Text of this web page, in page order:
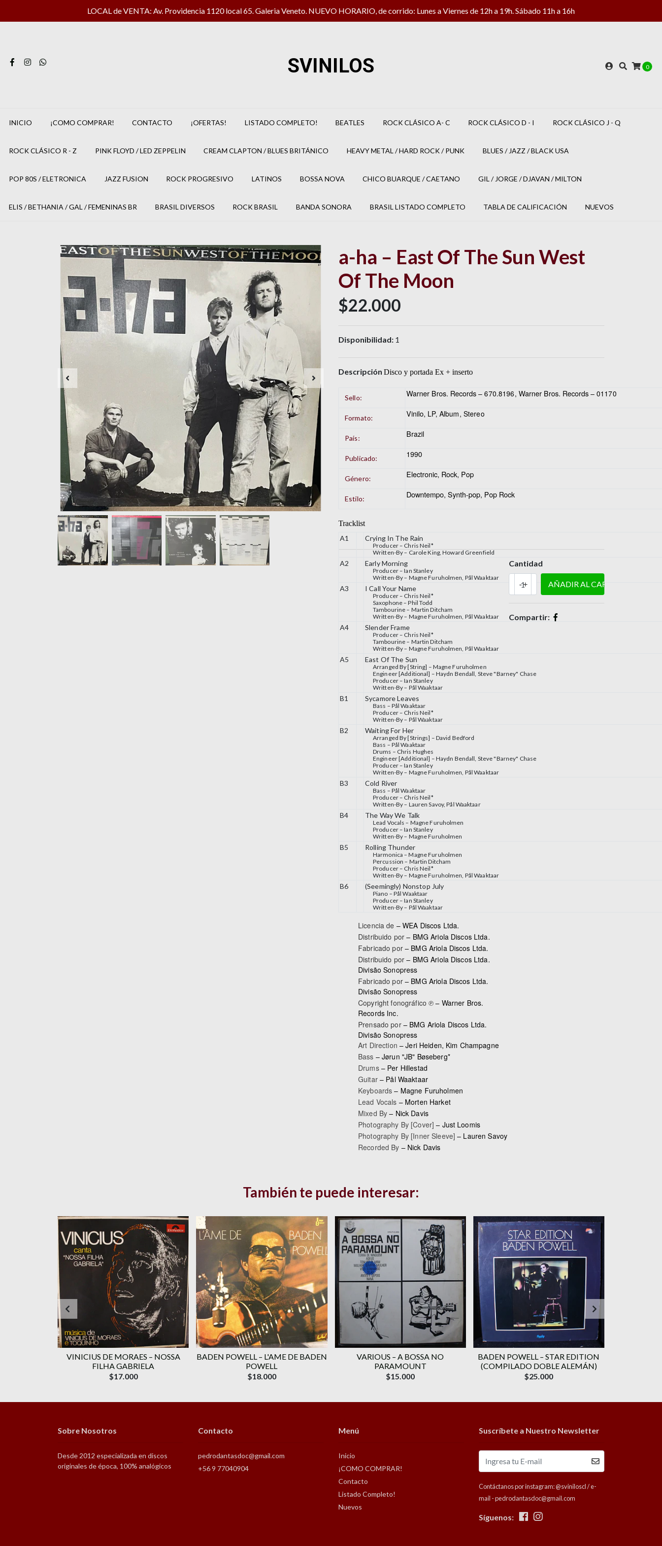
LOCAL de VENTA: Av. Providencia 1120 local 65. Galeria Veneto. NUEVO HORARIO, de corrido: Lunes a Viernes de 12h a 19h. Sábado 11h a 16h
SVINILOS 0
INICIO ¡COMO COMPRAR! CONTACTO ¡OFERTAS! LISTADO COMPLETO! BEATLES ROCK CLÁSICO A- C ROCK CLÁSICO D - I ROCK CLÁSICO J - Q
ROCK CLÁSICO R - Z PINK FLOYD / LED ZEPPELIN CREAM CLAPTON / BLUES BRITÁNICO HEAVY METAL / HARD ROCK / PUNK BLUES / JAZZ / BLACK USA
POP 80S / ELETRONICA JAZZ FUSION ROCK PROGRESIVO LATINOS BOSSA NOVA CHICO BUARQUE / CAETANO GIL / JORGE / DJAVAN / MILTON
ELIS / BETHANIA / GAL / FEMENINAS BR BRASIL DIVERSOS ROCK BRASIL BANDA SONORA BRASIL LISTADO COMPLETO TABLA DE CALIFICACIÓN NUEVOS
a-ha – East Of The Sun West
Of The Moon
$22.000
Disponibilidad: 1
Descripción Disco y portada Ex + inserto
Sello: Warner Bros. Records – 670.8196, Warner Bros. Records– 01170
Formato: Vinilo, LP, Album, Stereo
País: Brazil
Publicado: 1990
Género: Electronic, Rock, Pop
Estilo: Downtempo, Synth-pop, Pop Rock
Tracklist
A1
Crying In The Rain
Producer – Chris Neil*
Written-By – Carole King,Howard Greenfield
A2 Early Morning
Producer –Ian Stanley
Written-By – Magne Furuholmen, Pål Waaktaar
A3 I Call Your Name
Producer – Chris Neil*
Saxophone –Phil Todd
Tambourine – Martin Ditcham
Written-By – Magne Furuholmen, Pål Waaktaar
A4 Slender Frame
Producer – Chris Neil*
Tambourine – Martin Ditcham
Written-By – Magne Furuholmen, Pål Waaktaar
A5 East Of The Sun
Arranged By [String] – Magne Furuholmen
Engineer [Additional] – Haydn Bendall, Steve "Barney" Chase
Producer –Ian Stanley
Written-By – Pål Waaktaar
B1 Sycamore Leaves
Bass – Pål Waaktaar
Producer – Chris Neil*
Written-By – Pål Waaktaar
B2 Waiting For Her
Arranged By [Strings] – David Bedford
Bass – Pål Waaktaar
Drums – Chris Hughes
Engineer [Additional] – Haydn Bendall, Steve "Barney" Chase
Producer –Ian Stanley
Written-By – Magne Furuholmen, Pål Waaktaar
B3 Cold River
Bass – Pål Waaktaar
Producer – Chris Neil*
Written-By – Lauren Savoy,Pål Waaktaar
B4 The Way We Talk
Lead Vocals – Magne Furuholmen
Producer –Ian Stanley
Written-By – Magne Furuholmen
B5 Rolling Thunder
Harmonica –Magne Furuholmen
Percussion – Martin Ditcham
Producer – Chris Neil*
Written-By – Magne Furuholmen, Pål Waaktaar
B6 (Seemingly) Nonstop July
Piano – Pål Waaktaar
Producer –Ian Stanley
Written-By – Pål Waaktaar
Licencia de – WEA Discos Ltda.
Distribuido por – BMG Ariola Discos Ltda.
Fabricado por– BMG Ariola Discos Ltda.
Distribuido por – BMG Ariola Discos Ltda.
Divisão Sonopress
Fabricado por– BMG Ariola Discos Ltda.
Divisão Sonopress
Copyright fonográfico ℗ – Warner Bros.
Records Inc.
Prensado por– BMG Ariola Discos Ltda.
Divisão Sonopress
Art Direction –Jeri Heiden, Kim Champagne
Bass – Jørun "JB" Bøseberg*
Drums– Per Hillestad
Guitar– Pål Waaktaar
Keyboards – Magne Furuholmen
Lead Vocals – Morten Harket
Mixed By – Nick Davis
Photography By [Cover] – Just Loomis
Photography By [Inner Sleeve] – Lauren Savoy
Recorded By – Nick Davis
Cantidad
+
-
Compartir:
También te puede interesar:
VINICIUS DE MORAES ‎– NOSSA
FILHA GABRIELA
$17.000
BADEN POWELL ‎– L'AME DE BADEN
POWELL
$18.000
VARIOUS ‎– A BOSSA NO
PARAMOUNT
$15.000
BADEN POWELL ‎– STAR EDITION
(COMPILADO DOBLE ALEMÁN)
$25.000
Sobre Nosotros
Desde 2012 especializada en discos
originales de época, 100% analógicos
Contacto
pedrodantasdoc@gmail.com
+56 9 77040904
Menú
Inicio
¡COMO COMPRAR!
Contacto
Listado Completo!
Nuevos
Suscríbete a Nuestro Newsletter
Contáctanos por instagram: @sviniloscl / e-
mail - pedrodantasdoc@gmail.com
Síguenos: